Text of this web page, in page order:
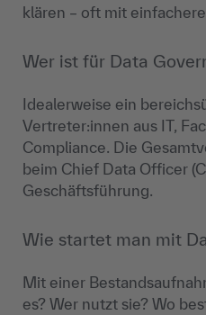
klären – oft mit
Wer ist für Data
Idealerweise ein
Vertreter:innen aus IT,
Compliance. Die
beim Chief Data Officer
Geschäftsführung.
Wie startet man mit
Mit einer
es? Wer nutzt sie? Wo